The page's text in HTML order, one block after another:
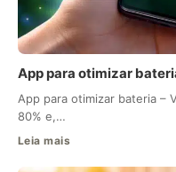
App para otimizar
App para otimizar bateria –
80% e,…
Leia mais